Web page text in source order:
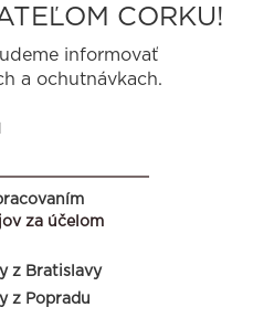
CORKU!
informovať
a ochutnávkach.
za účelom
z Bratislavy
z Popradu